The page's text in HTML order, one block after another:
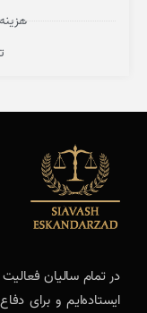
در تمام سالیان
ایستاده‌ایم و برای